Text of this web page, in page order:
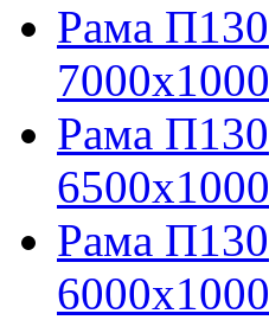
Рама П130
7000х1000
Рама П130
6500х1000
Рама П130
6000х1000